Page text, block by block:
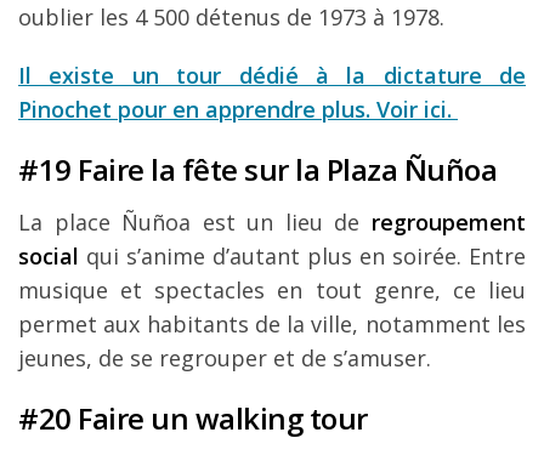
oublier les 4 500 détenus de 1973 à 1978.
Il existe un tour dédié à la dictature de
Pinochet pour en apprendre plus. Voir ici.
#19 Faire la fête sur la Plaza Ñuñoa
La place Ñuñoa est un lieu de regroupement
social qui s’anime d’autant plus en soirée. Entre
musique et spectacles en tout genre, ce lieu
permet aux habitants de la ville, notamment les
jeunes, de se regrouper et de s’amuser.
#20 Faire un walking tour